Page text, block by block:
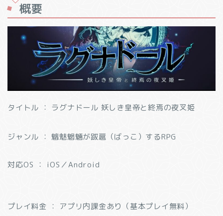
概要
タイトル ： ラグナドール 妖しき皇帝と終焉の夜叉姫
ジャンル ： 魑魅魍魎が跋扈（ばっこ）するRPG
対応OS ： iOS／Android
プレイ料金 ： アプリ内課金あり（基本プレイ無料）